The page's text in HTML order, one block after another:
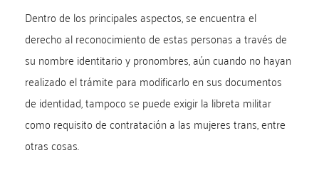
Dentro de los principales aspectos, se encuentra el
derecho al reconocimiento de estas personas a través de
su nombre identitario y pronombres, aún cuando no hayan
realizado el trámite para modificarlo en sus documentos
de identidad, tampoco se puede exigir la libreta militar
como requisito de contratación a las mujeres trans, entre
otras cosas.